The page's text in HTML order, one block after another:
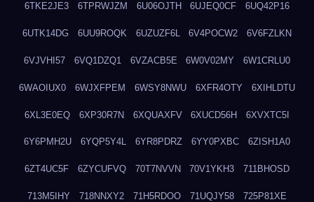
6TKE2JE3 6TPRWJZM 6U06OJTH 6UJEQ0CF 6UQ42P16
6UTK14DG 6UU9ROQK 6UZUZF6L 6V4POCW2 6V6FZLKN
6VJVHI57 6VQ1DZQ1 6VZACB5E 6W0V02MY 6W1CRLU0
6WAOIUX0 6WJXFPEM 6WSY8NWU 6XFR4OTY 6XIHLDTU
6XL3E0EQ 6XP30R7N 6XQUAXFV 6XUCD56H 6XVXTC5I
6Y6PMH2U 6YQP5Y4L 6YR8PDRZ 6YY0PXBC 6ZISH1A0
6ZT4UC5F 6ZYCUFVQ 70T7NVVN 70V1YKH3 711BHOSD
713M5IHY 718NNXY2 71H5RDOO 71UQJY58 725P81XE